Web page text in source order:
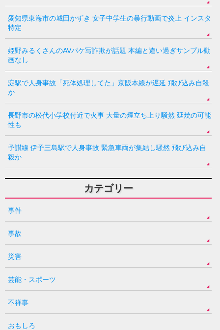
愛知県東海市の城田かずき 女子中学生の暴行動画で炎上 インスタ
特定
姫野みるくさんのAVパケ写詐欺が話題 本編と違い過ぎサンプル動
画なし
淀駅で人身事故「死体処理してた」京阪本線が遅延 飛び込み自殺
か
長野市の松代小学校付近で火事 大量の煙立ち上り騒然 延焼の可能
性も
予讃線 伊予三島駅で人身事故 緊急車両が集結し騒然 飛び込み自
殺か
カテゴリー
事件
事故
災害
芸能・スポーツ
不祥事
おもしろ